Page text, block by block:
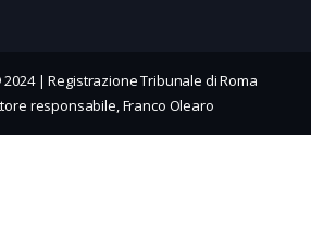
2024 | Registrazione Tribunale di Roma
responsabile, Franco Olearo